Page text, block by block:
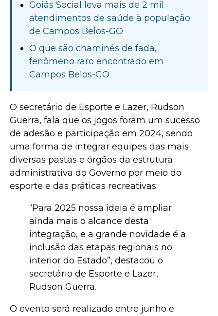
Goiás Social leva mais de 2 mil
atendimentos de saúde à população
de Campos Belos-GO
O que são chaminés de fada,
fenômeno raro encontrado em
Campos Belos-GO
O secretário de Esporte e Lazer, Rudson
Guerra, fala que os jogos foram um sucesso
de adesão e participação em 2024, sendo
uma forma de integrar equipes das mais
diversas pastas e órgãos da estrutura
administrativa do Governo por meio do
esporte e das práticas recreativas.
“Para 2025 nossa ideia é ampliar
ainda mais o alcance desta
integração, e a grande novidade é a
inclusão das etapas regionais no
interior do Estado”, destacou o
secretário de Esporte e Lazer,
Rudson Guerra.
O evento será realizado entre junho e